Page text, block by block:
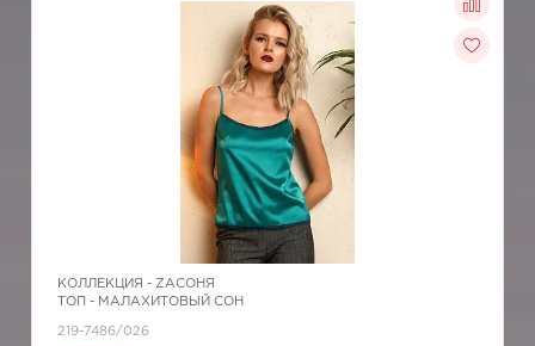
КОЛЛЕКЦИЯ - ZAСОНЯ
ТОП - МАЛАХИТОВЫЙ СОН
219-7486/026